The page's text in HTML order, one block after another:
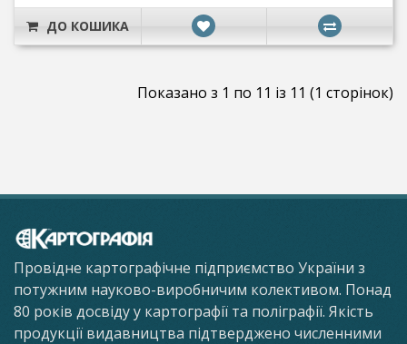
ДО КОШИКА
Показано з 1 по 11 із 11 (1 сторінок)
Провідне картографічне підприємство України з
потужним науково-виробничим колективом. Понад
80 років досвіду у картографії та поліграфії. Якість
продукції видавництва підтверджено численними